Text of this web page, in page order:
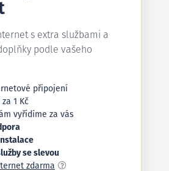
s extra službami a
podle vašeho
připojení
1 Kč
vyřídíme za vás
se slevou
zdarma